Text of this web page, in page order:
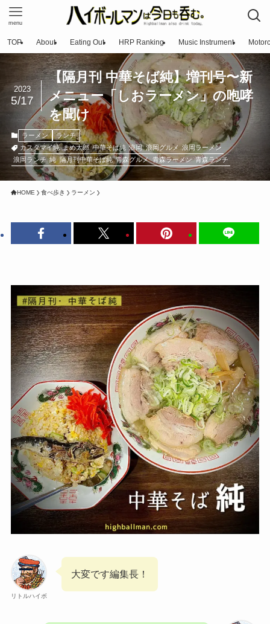
menu
TOP About Eating Out HRP Ranking Music Instrument
【隔月刊 中華そば純】増刊号〜新
メニュー「しおラーメン」の咆哮
を聞け
2023
5/17
ラーメン
ランチ
カスタマイ純 まめ太郎 中華そば純 浪岡 浪岡グルメ 浪岡ラーメン
浪岡ランチ 純 隔月刊中華そば純 青森グルメ 青森ラーメン 青森ランチ
HOME 食べ歩き ラーメン
リトルハイボ
大変です編集長！